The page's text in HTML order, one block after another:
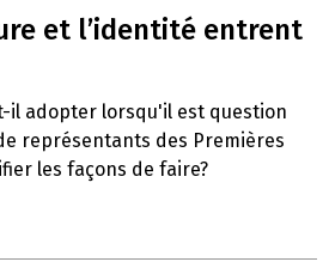
et l’identité entrent
il adopter lorsqu'il est question
représentants des Premières
les façons de faire?